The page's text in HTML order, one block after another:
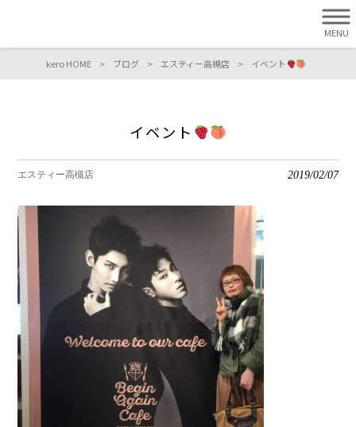
MENU
kero HOME > ブログ > エスティー高槻店 > イベント
イベント
エスティー高槻店 2019/02/07